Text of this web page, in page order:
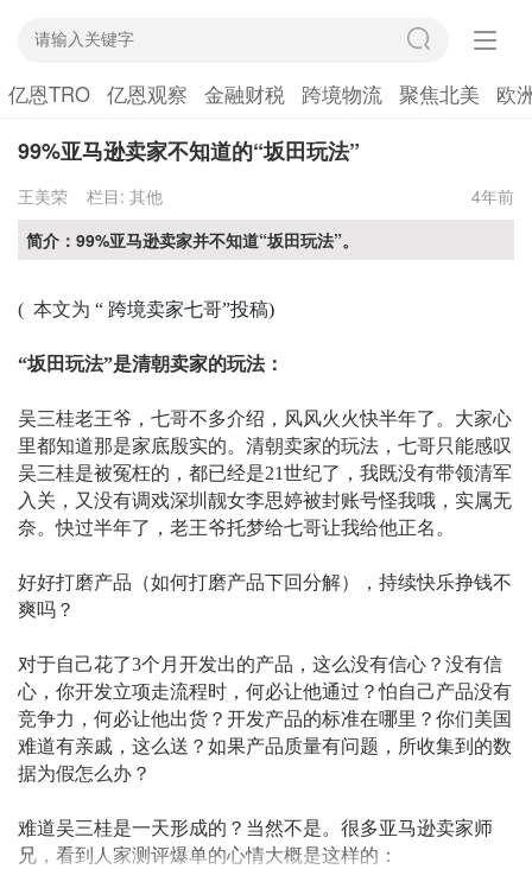
亿恩TRO 亿恩观察 金融财税 跨境物流 聚焦北美 欧
99%亚马逊卖家不知道的“坂田玩法”
王美荣 栏目: 其他
4年前
简介：99%亚马逊卖家并不知道“坂田玩法”。
( 本文为 “ 跨境卖家七哥”投稿)
“坂田玩法”是清朝卖家的玩法：
吴三桂老王爷，七哥不多介绍，风风火火快半年了。大家心
里都知道那是家底殷实的。清朝卖家的玩法，七哥只能感叹
吴三桂是被冤枉的，都已经是21世纪了，我既没有带领清军
入关，又没有调戏深圳靓女李思婷被封账号怪我哦，实属无
奈。快过半年了，老王爷托梦给七哥让我给他正名。
好好打磨产品（如何打磨产品下回分解），持续快乐挣钱不
爽吗？
对于自己花了3个月开发出的产品，这么没有信心？没有信
心，你开发立项走流程时，何必让他通过？怕自己产品没有
竞争力，何必让他出货？开发产品的标准在哪里？你们美国
难道有亲戚，这么送？如果产品质量有问题，所收集到的数
据为假怎么办？
难道吴三桂是一天形成的？当然不是。很多亚马逊卖家师
兄，看到人家测评爆单的心情大概是这样的：